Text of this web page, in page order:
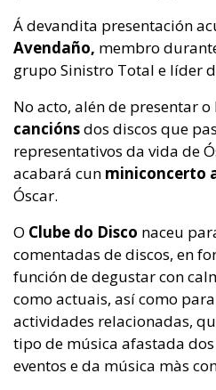
Á devandita presentación
Avendaño, membro
grupo Sinistro Total e líder
No acto, alén de presentar
canciónsdos discos que
representativos da vida de
acabará cun miniconcerto
Óscar.
O Clube do Disco naceu
comentadas de discos, en
función de degustar con
como actuais, así como
actividades relacionadas,
tipo de música afastada
eventos e da música màs